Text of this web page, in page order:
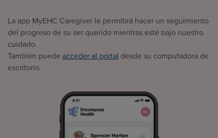
La app MyEHC Caregiver le permitirá hacer un seguimiento
del progreso de su ser querido mientras esté bajo nuestro
cuidado.
También puede acceder al portal desde su computadora de
escritorio.